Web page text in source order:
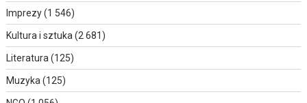
Imprezy(1 546)
Kultura i sztuka(2 681)
Literatura(125)
Muzyka(125)